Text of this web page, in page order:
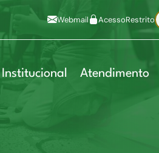
Webmail AcessoRestrito
Institucional Atendimento